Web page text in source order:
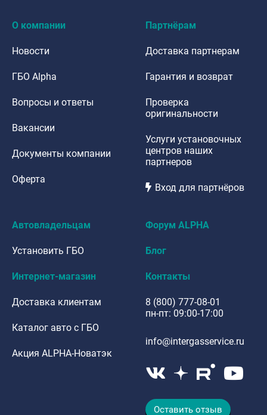
О компании
Новости
ГБО Alpha
Вопросы и ответы
Вакансии
Документы компании
Оферта
Партнёрам
Доставка партнерам
Гарантия и возврат
Проверка
оригинальности
Услуги установочных
центров наших
партнеров
Вход для партнёров
Автовладельцам
Установить ГБО
Интернет-магазин
Доставка клиентам
Каталог авто с ГБО
Акция ALPHA-Новатэк
Форум ALPHA
Блог
Контакты
8 (800) 777-08-01
пн-пт: 09:00-17:00
info@intergasservice.ru
Оставить отзыв